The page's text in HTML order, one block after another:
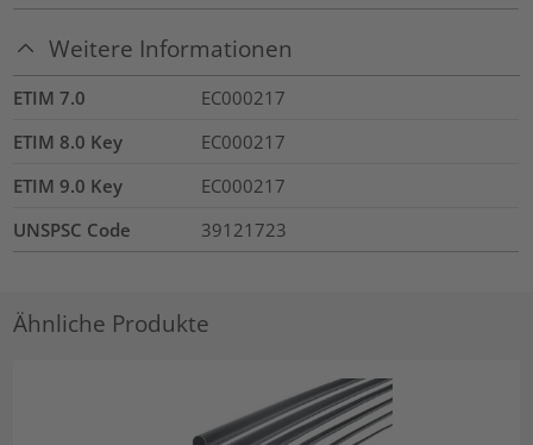
Weitere Informationen
ETIM 7.0
EC000217
ETIM 8.0 Key
EC000217
ETIM 9.0 Key
EC000217
UNSPSC Code
39121723
Ähnliche Produkte